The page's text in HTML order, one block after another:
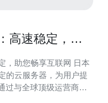
高速稳定，助
您畅享互联网 日本
的云服务器，为用户提
过与全球顶级运营商合